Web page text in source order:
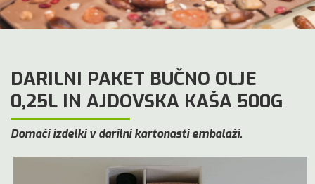
DARILNI PAKET BUČNO OLJE
0,25L IN AJDOVSKA KAŠA 500G
Domači izdelki v darilni kartonasti embalaži.